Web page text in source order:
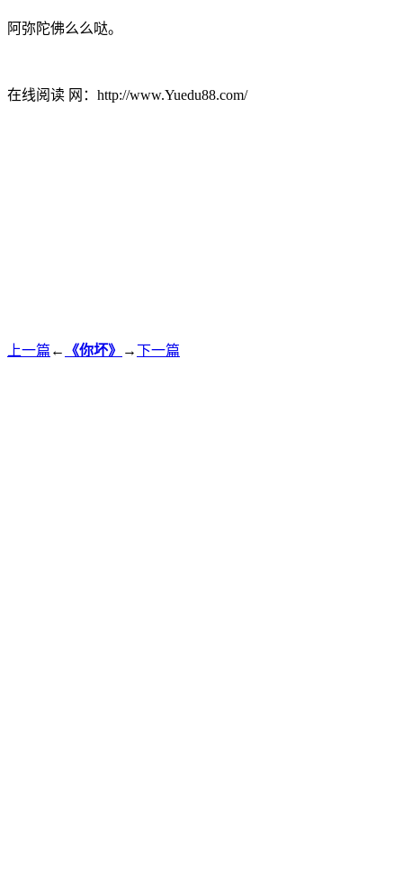
阿弥陀佛么么哒。
在线阅读 网：http://www.Yuedu88.com/
上一篇 ← 《你坏》 →下一篇